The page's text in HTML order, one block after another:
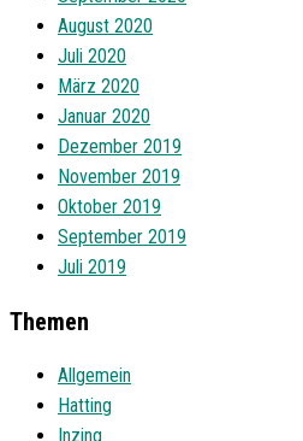
August 2020
Juli 2020
März 2020
Januar 2020
Dezember 2019
November 2019
Oktober 2019
September 2019
Juli 2019
Themen
Allgemein
Hatting
Inzing